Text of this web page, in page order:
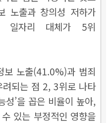
노출과 창의성 저하가
일자리 대체가 5위
보 노출(41.0%)과 범죄
되는 점 2, 3위로 나타
성’을 꼽은 비율이 높아,
있는 부정적인 영향을